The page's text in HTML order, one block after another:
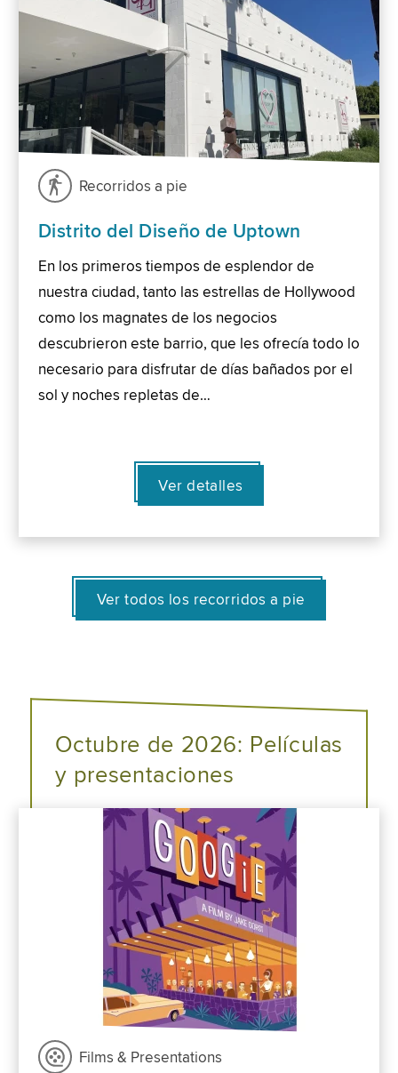
Recorridos a pie
Distrito del Diseño de Uptown
En los primeros tiempos de esplendor de
nuestra ciudad, tanto las estrellas de Hollywood
como los magnates de los negocios
descubrieron este barrio, que les ofrecía todo lo
necesario para disfrutar de días bañados por el
sol y noches repletas de…
Ver detalles
Ver todos los recorridos a pie
Octubre de 2026: Películas
y presentaciones
Films & Presentations